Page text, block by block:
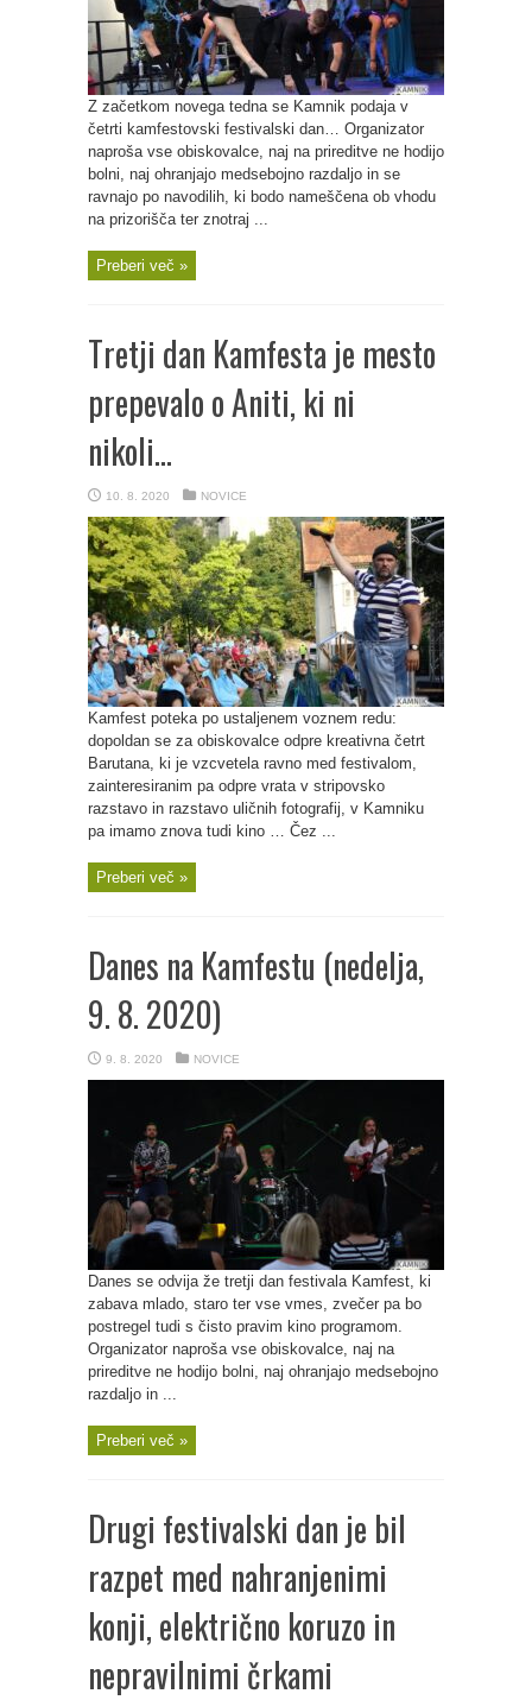
Z začetkom novega tedna se Kamnik podaja v
četrti kamfestovski festivalski dan… Organizator
naproša vse obiskovalce, naj na prireditve ne hodijo
bolni, naj ohranjajo medsebojno razdaljo in se
ravnajo po navodilih, ki bodo nameščena ob vhodu
na prizorišča ter znotraj ...
Preberi več »
Tretji dan Kamfesta je mesto
prepevalo o Aniti, ki ni
nikoli…
10. 8. 2020 NOVICE
Kamfest poteka po ustaljenem voznem redu:
dopoldan se za obiskovalce odpre kreativna četrt
Barutana, ki je vzcvetela ravno med festivalom,
zainteresiranim pa odpre vrata v stripovsko
razstavo in razstavo uličnih fotografij, v Kamniku
pa imamo znova tudi kino … Čez ...
Preberi več »
Danes na Kamfestu (nedelja,
9. 8. 2020)
9. 8. 2020 NOVICE
Danes se odvija že tretji dan festivala Kamfest, ki
zabava mlado, staro ter vse vmes, zvečer pa bo
postregel tudi s čisto pravim kino programom.
Organizator naproša vse obiskovalce, naj na
prireditve ne hodijo bolni, naj ohranjajo medsebojno
razdaljo in ...
Preberi več »
Drugi festivalski dan je bil
razpet med nahranjenimi
konji, električno koruzo in
nepravilnimi črkami